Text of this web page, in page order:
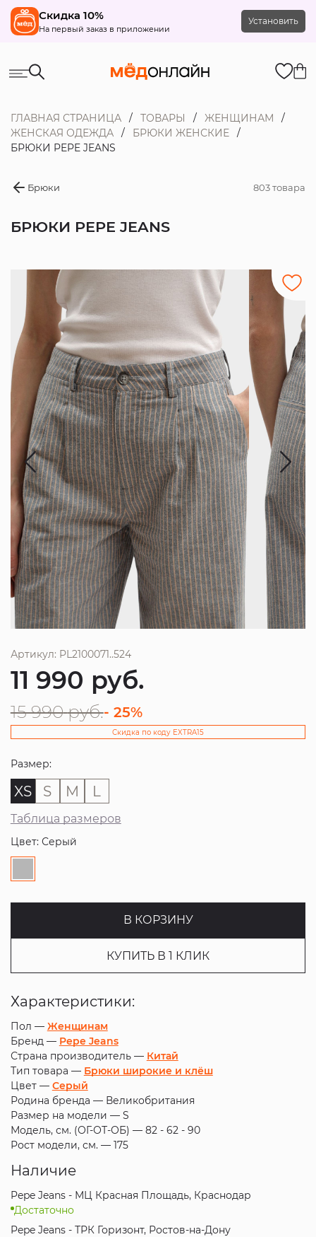
Скидка 10%
На первый заказ в приложении
Установить
ГЛАВНАЯ СТРАНИЦА ТОВАРЫ
ЖЕНЩИНАМ
ЖЕНСКАЯ ОДЕЖДА
БРЮКИ ЖЕНСКИЕ
БРЮКИ PEPE JEANS
Брюки 803 товара
БРЮКИ PEPE JEANS
Артикул: PL2100071..524
11 990 руб.
15 990 руб.- 25%
Скидка по коду EXTRA15
Размер:
XS S M L
Таблица размеров
Цвет: Серый
В КОРЗИНУ
КУПИТЬ В 1 КЛИК
Характеристики:
Пол — Женщинам
Бренд — Pepe Jeans
Страна производитель — Китай
Тип товара — Брюки широкие и клёш
Цвет — Серый
Родина бренда — Великобритания
Размер на модели — S
Модель, см. (ОГ-ОТ-ОБ) — 82 - 62 - 90
Рост модели, см. — 175
Наличие
Pepe Jeans - МЦ Красная Площадь, Краснодар
Достаточно
Pepe Jeans - ТРК Горизонт, Ростов-на-Дону